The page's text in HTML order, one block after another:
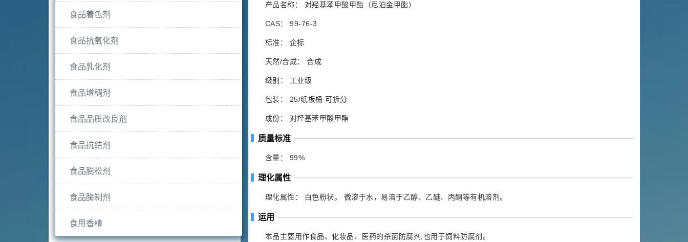
产品名称： 对羟基苯甲酸甲酯（尼泊金甲酯）
CAS： 99-76-3
标准： 企标
天然/合成： 合成
级别： 工业级
包装： 25/纸板桶 可拆分
成份： 对羟基苯甲酸甲酯
质量标准
含量： 99%
理化属性
理化属性： 白色粉状。 微溶于水，易溶于乙醇、乙醚、丙酮等有机溶剂。
运用
本品主要用作食品、化妆品、医药的杀菌防腐剂,也用于饲料防腐剂。
食品着色剂
食品抗氧化剂
食品乳化剂
食品增稠剂
食品品质改良剂
食品抗结剂
食品膨松剂
食品酶制剂
食用香精